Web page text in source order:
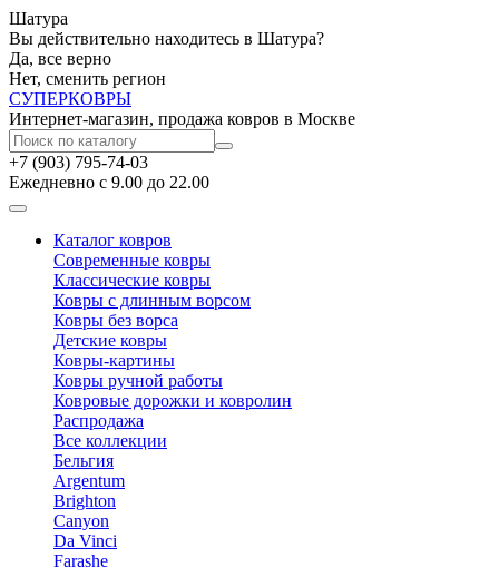
Шатура
Вы действительно находитесь в Шатура?
Да, все верно
Нет, сменить регион
СУПЕРКОВРЫ
Интернет-магазин, продажа ковров в Москве
+7 (903) 795-74-03
Ежедневно с 9.00 до 22.00
Каталог ковров
Современные ковры
Классические ковры
Ковры с длинным ворсом
Ковры без ворса
Детские ковры
Ковры-картины
Ковры ручной работы
Ковровые дорожки и ковролин
Распродажа
Все коллекции
Бельгия
Argentum
Brighton
Canyon
Da Vinci
Farashe